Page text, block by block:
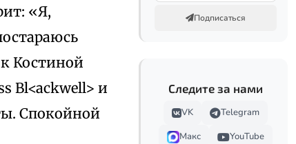
«Я,
Костиной
Bl<ackwell> и
Спокойной
Подписаться
Следите за нами
VK
Telegram
Макс
YouTube